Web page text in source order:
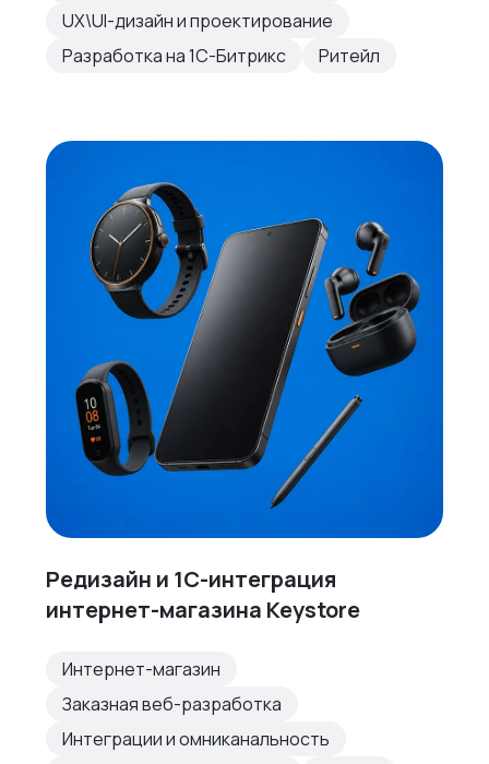
UX\UI-дизайн и проектирование
Разработка на 1С-Битрикс
Ритейл
Редизайн и 1С-интеграция
интернет-магазина Keystore
Интернет-магазин
Заказная веб-разработка
Интеграции и омниканальность